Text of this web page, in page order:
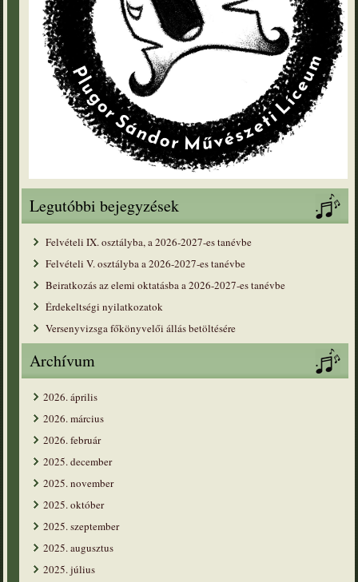
Legutóbbi bejegyzések
Felvételi IX. osztályba, a 2026-2027-es tanévbe
Felvételi V. osztályba a 2026-2027-es tanévbe
Beiratkozás az elemi oktatásba a 2026-2027-es tanévbe
Érdekeltségi nyilatkozatok
Versenyvizsga főkönyvelői állás betöltésére
Archívum
2026. április
2026. március
2026. február
2025. december
2025. november
2025. október
2025. szeptember
2025. augusztus
2025. július